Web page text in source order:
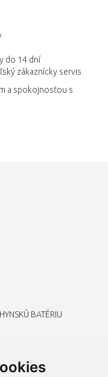
do 14 dní
zákaznícky servis
a spokojnosťou s
BATÉRIU